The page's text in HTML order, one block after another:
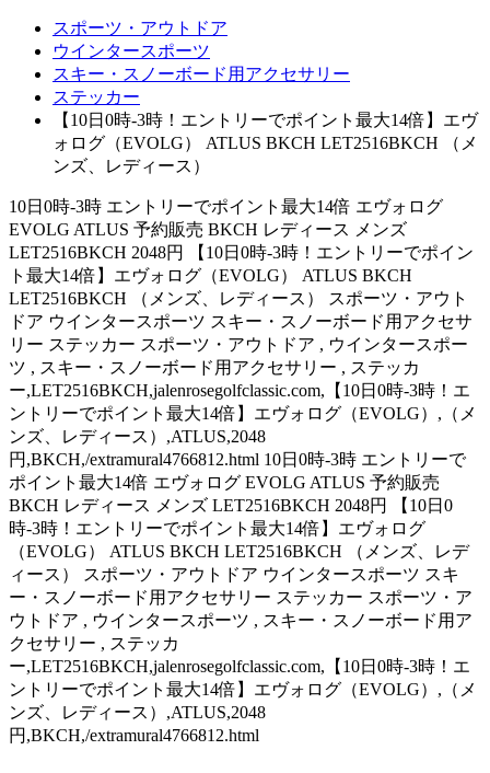
スポーツ・アウトドア
ウインタースポーツ
スキー・スノーボード用アクセサリー
ステッカー
【10日0時-3時！エントリーでポイント最大14倍】エヴ
ォログ（EVOLG） ATLUS BKCH LET2516BKCH （メ
ンズ、レディース）
10日0時-3時 エントリーでポイント最大14倍 エヴォログ
EVOLG ATLUS 予約販売 BKCH レディース メンズ
LET2516BKCH 2048円 【10日0時-3時！エントリーでポイン
ト最大14倍】エヴォログ（EVOLG） ATLUS BKCH
LET2516BKCH （メンズ、レディース） スポーツ・アウト
ドア ウインタースポーツ スキー・スノーボード用アクセサ
リー ステッカー スポーツ・アウトドア , ウインタースポー
ツ , スキー・スノーボード用アクセサリー , ステッカ
ー,LET2516BKCH,jalenrosegolfclassic.com,【10日0時-3時！エ
ントリーでポイント最大14倍】エヴォログ（EVOLG）,（メ
ンズ、レディース）,ATLUS,2048
円,BKCH,/extramural4766812.html 10日0時-3時 エントリーで
ポイント最大14倍 エヴォログ EVOLG ATLUS 予約販売
BKCH レディース メンズ LET2516BKCH 2048円 【10日0
時-3時！エントリーでポイント最大14倍】エヴォログ
（EVOLG） ATLUS BKCH LET2516BKCH （メンズ、レデ
ィース） スポーツ・アウトドア ウインタースポーツ スキ
ー・スノーボード用アクセサリー ステッカー スポーツ・ア
ウトドア , ウインタースポーツ , スキー・スノーボード用ア
クセサリー , ステッカ
ー,LET2516BKCH,jalenrosegolfclassic.com,【10日0時-3時！エ
ントリーでポイント最大14倍】エヴォログ（EVOLG）,（メ
ンズ、レディース）,ATLUS,2048
円,BKCH,/extramural4766812.html